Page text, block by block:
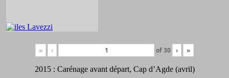
« ‹ of30 › »
2015 : Carénage avant départ, Cap d’Agde (avril)